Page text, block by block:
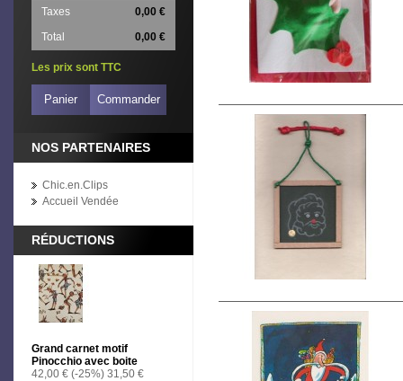
Taxes
0,00 €
Total
0,00 €
Les prix sont TTC
Panier Commander
NOS PARTENAIRES
Chic.en.Clips
Accueil Vendée
RÉDUCTIONS
Grand carnet motif
Pinocchio avec boite
42,00 € (-25%) 31,50 €